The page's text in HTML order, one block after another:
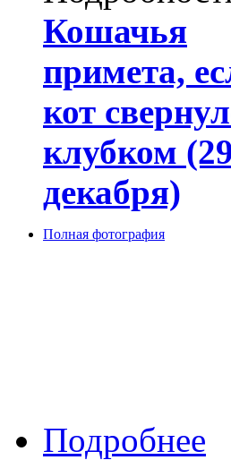
Кошачья
примета,
кот
клубком (29
декабря)
Полная фотография
Подробнее